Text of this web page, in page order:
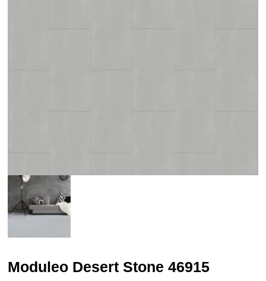
Moduleo Desert Stone 46915